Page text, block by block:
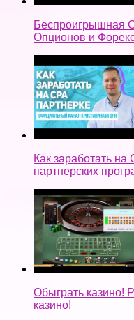
Беспроигрышная
Опционов и
Как заработать на
партнерских
Обыграть казино!
казино!